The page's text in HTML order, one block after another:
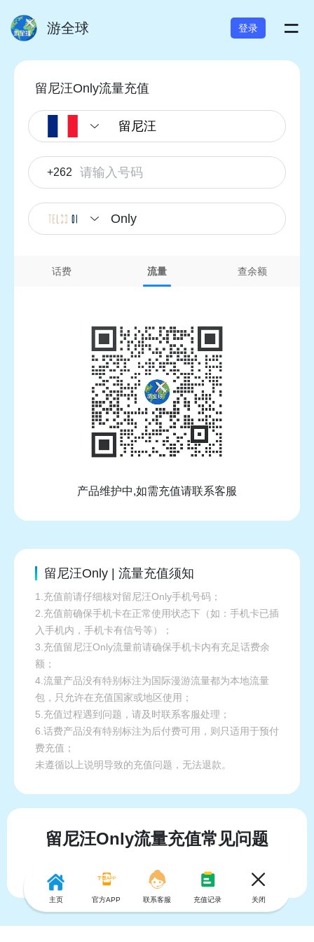
游全球 登录 =
留尼汪Only流量充值
+262
Only
话费 流量 查余额
产品维护中,如需充值请联系客服
留尼汪Only | 流量充值须知
1.充值前请仔细核对留尼汪Only手机号码；
2.充值前确保手机卡在正常使用状态下（如：手机卡已插
入手机内，手机卡有信号等）；
3.充值留尼汪Only流量前请确保手机卡内有充足话费余
额；
4.流量产品没有特别标注为国际漫游流量都为本地流量
包，只允许在充值国家或地区使用；
5.充值过程遇到问题，请及时联系客服处理；
6.话费产品没有特别标注为后付费可用，则只适用于预付
费充值；
未遵循以上说明导致的充值问题，无法退款。
留尼汪Only流量充值常见问题
主页 官方APP 联系客服 充值记录 关闭